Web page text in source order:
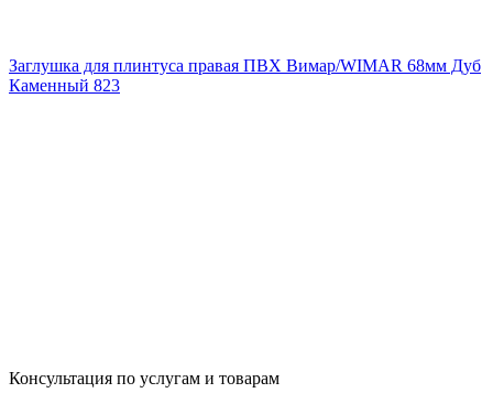
Заглушка для плинтуса правая ПВХ Вимар/WIMAR 68мм Дуб
Каменный 823
Консультация по услугам и товарам